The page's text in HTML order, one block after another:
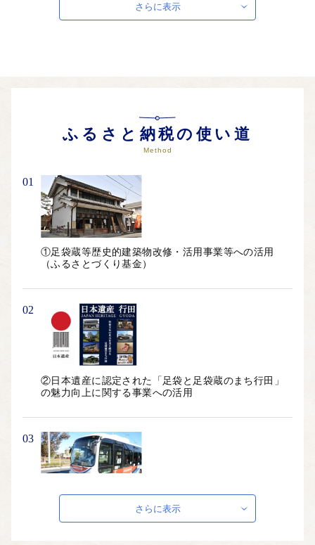
【ご注意】
・返礼品の写真はイメージです。
お問い合わせはこちらへ
行田市ふるさと納税センター（サイネックス）
電話 ：0800-170-2163（午前10時～午後5時（土・日・祝除
く））
メール：gyoda@citydo.com
※行田市は「ふるさと納税」に関する業務を株式会社サイネッ
クスに委託しています。
………………………………………………………■□■
さらに表示
ふるさと納税の使い道
Method
01
①足袋蔵等歴史的建築物改修・活用事業等への活用
（ふるさとづくり基金）
02
②日本遺産に認定された「足袋と足袋蔵のまち行田」
の魅力向上に関する事業への活用
03
③都市整備基盤の充実等、快適で便利なまちづくり事
業への活用
さらに表示